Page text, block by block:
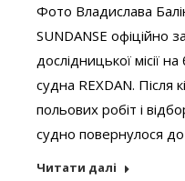
Фото Владислава
SUNDANSE офіційно
дослідницької місії
судна REXDAN. Після
польових робіт і
судно повернулося
Читати далі